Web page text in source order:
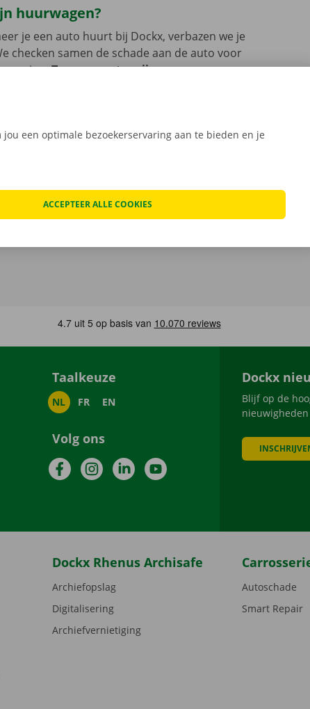
huurwagen?
je een auto huurt bij Dockx, verbazen we je
checken samen de schade aan de auto voor
naar jou.Transparante prijzen en een
en pechverhelping voor je klaar.
Taalkeuze
NL FR EN
Volg ons
FacebookInstagramLinkedInYouTube
Dockx
Blijf op de
Dockx Rhenus Archisafe
Archiefopslag
Digitalisering
Archiefvernietiging
Autoschade
Smart Repair
een optimale bezoekerservaring aan te bieden en je
ACCEPTEER ALLE COOKIES